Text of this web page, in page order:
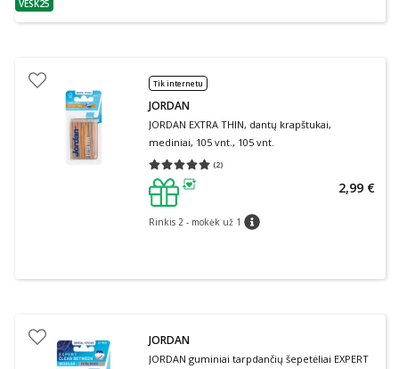
patarimas
VESK25
Tik internetu
JORDAN
JORDAN EXTRA THIN, dantų krapštukai,
mediniai, 105 vnt., 105 vnt.
(2)
Vidutinis įvertinimas 5.00
patarimas
Rinkis 2 - mokėk už 1 patarimas
2,99 €
JORDAN
JORDAN guminiai tarpdančių šepetėliai EXPERT